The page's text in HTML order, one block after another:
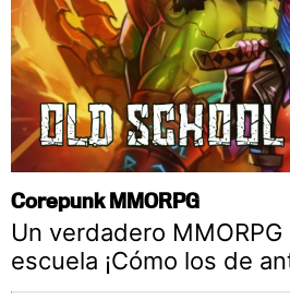
Corepunk MMORPG
Un verdadero
escuela ¡Cómo los de